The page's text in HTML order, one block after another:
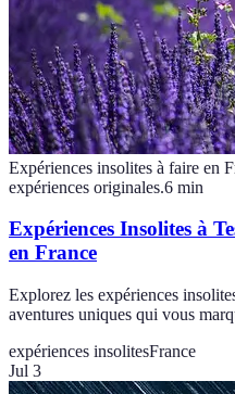
Expériences insolites à faire en
expériences originales.6 min
Expériences Insolites à
en France
Explorez les expériences
aventures uniques qui vous
expériences insolitesFrance
Jul 3